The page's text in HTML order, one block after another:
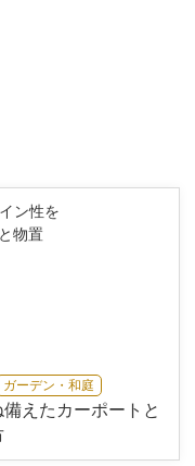
ガーデン・和庭
えたカーポートと